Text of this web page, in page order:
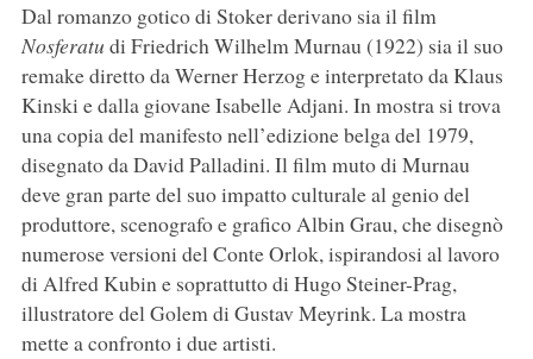
Dal romanzo gotico di Stoker derivano sia il film
Nosferatu di Friedrich Wilhelm Murnau (1922) sia il suo
remake diretto da Werner Herzog e interpretato da Klaus
Kinski e dalla giovane Isabelle Adjani. In mostra si trova
una copia del manifesto nell’edizione belga del 1979,
disegnato da David Palladini. Il film muto di Murnau
deve gran parte del suo impatto culturale al genio del
produttore, scenografo e grafico Albin Grau, che disegnò
numerose versioni del Conte Orlok, ispirandosi al lavoro
di Alfred Kubin e soprattutto di Hugo Steiner-Prag,
illustratore del Golem di Gustav Meyrink. La mostra
mette a confronto i due artisti.